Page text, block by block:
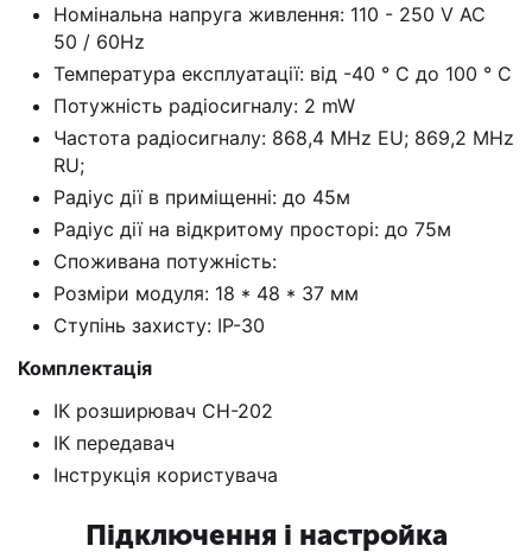
Номінальна напруга живлення: 110 - 250 V AC
50 / 60Hz
Температура експлуатації: від -40 ° C до 100 ° C
Потужність радіосигналу: 2 mW
Частота радіосигналу: 868,4 MHz EU; 869,2 MHz
RU;
Радіус дії в приміщенні: до 45м
Радіус дії на відкритому просторі: до 75м
Споживана потужність:
Розміри модуля: 18 * 48 * 37 мм
Ступінь захисту: IP-30
Комплектація
ІК розширювач CH-202
ІК передавач
Інструкція користувача
Підключення і настройка